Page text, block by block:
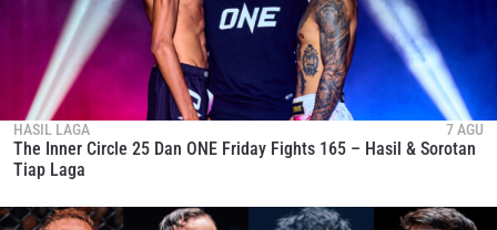
HASIL LAGA 7 AGU
The Inner Circle 25 Dan ONE Friday Fights 165 – Hasil & Sorotan
Tiap Laga